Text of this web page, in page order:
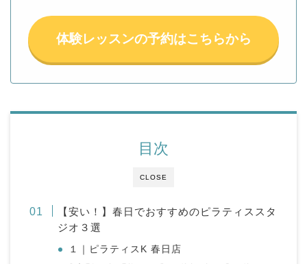
体験レッスンの予約はこちらから
CLOSE
目次
【安い！】春日でおすすめのピラティススタ
ジオ３選
１｜ピラティスK 春日店